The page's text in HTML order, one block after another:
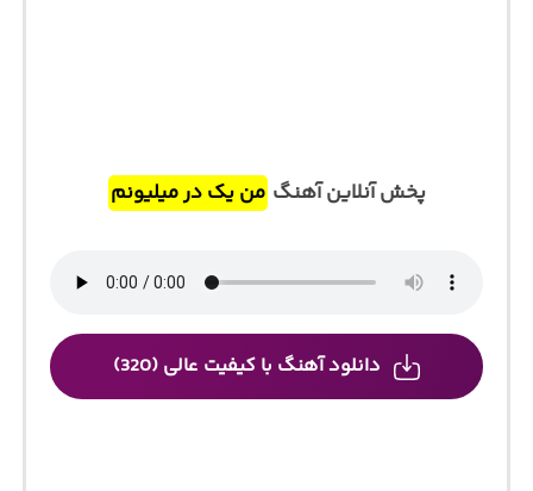
پخش آنلاین آهنگ من یک در میلیونم
دانلود آهنگ با کیفیت عالی (320)